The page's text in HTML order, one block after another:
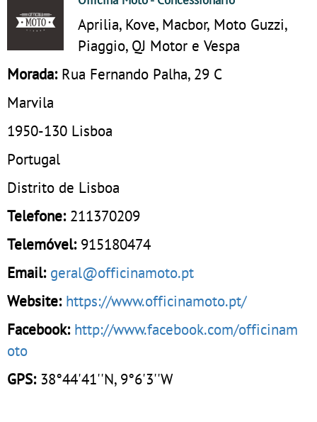
Aprilia, Kove, Macbor, Moto Guzzi,
Piaggio, QJ Motor e Vespa
Morada: Rua Fernando Palha, 29 C
Marvila
1950-130 Lisboa
Portugal
Distrito de Lisboa
Telefone: 211370209
Telemóvel: 915180474
Email: geral@officinamoto.pt
Website: https://www.officinamoto.pt/
Facebook: http://www.facebook.com/officinam
oto
GPS:38°44'41''N, 9°6'3''W